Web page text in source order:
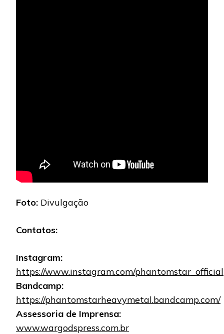
Foto: Divulgação
Contatos:
Instagram:
https://www.instagram.com/phantomstar_official
Bandcamp:
https://phantomstarheavymetal.bandcamp.com/
Assessoria de Imprensa:
www.wargodspress.com.br